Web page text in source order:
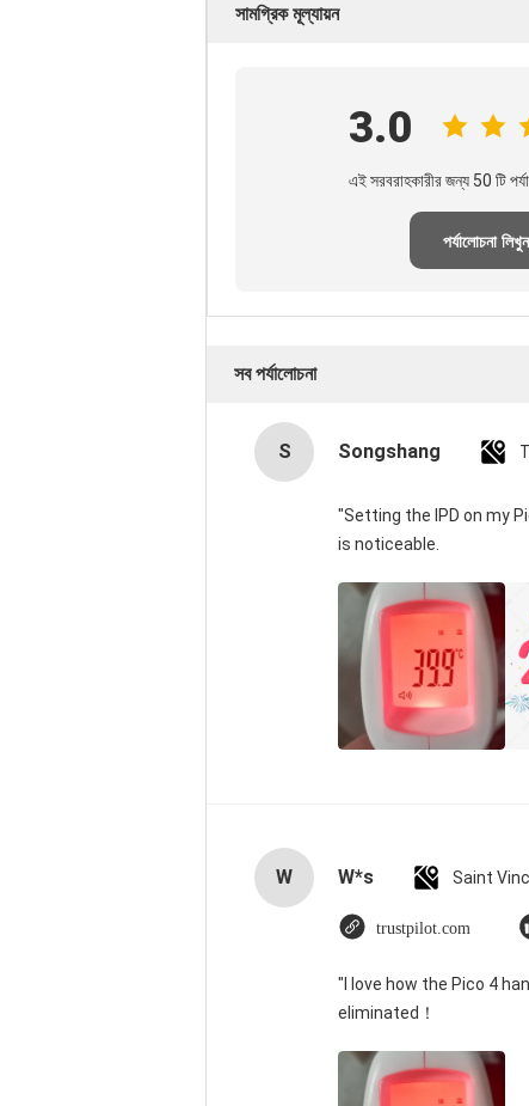
সামগ্রিক মূল্যায়ন
3.0
এই সরবরাহকারীর জন্য 50 টি
পর্যালোচনা লিখুন
সব পর্যালোচনা
S Songshang
"Setting the IPD on my
is noticeable.
W W*s
trustpilot.com
"I love how the Pico 4
eliminated！